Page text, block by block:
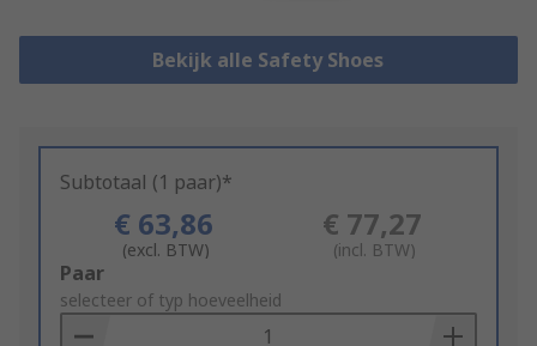
Bekijk alle Safety Shoes
Subtotaal (1 paar)*
€ 63,86
(excl. BTW)
€ 77,27
(incl. BTW)
Add
to
Basket
Paar
selecteer of typ hoeveelheid